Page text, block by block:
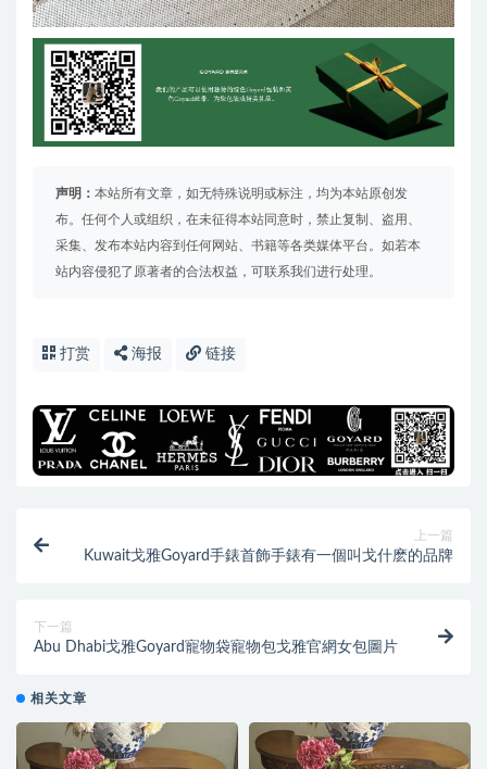
声明： 本站所有文章，如无特殊说明或标注，均为本站原创发
布。任何个人或组织，在未征得本站同意时，禁止复制、盗用、
采集、发布本站内容到任何网站、书籍等各类媒体平台。如若本
站内容侵犯了原著者的合法权益，可联系我们进行处理。
打赏 海报 链接
上一篇
Kuwait戈雅Goyard手錶首飾手錶有一個叫戈什麽的品牌
下一篇
Abu Dhabi戈雅Goyard寵物袋寵物包戈雅官網女包圖片
相关文章